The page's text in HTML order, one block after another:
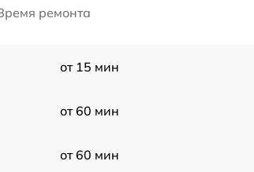
ремонта
от 15 мин
от 60 мин
от 60 мин